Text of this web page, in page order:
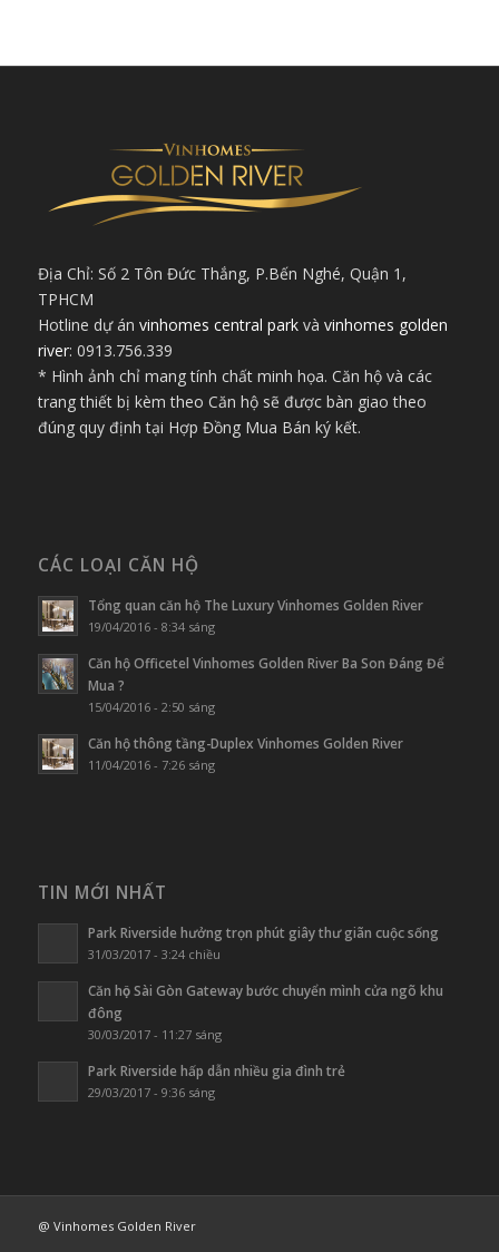
Địa Chỉ: Số 2 Tôn Đức Thắng, P.Bến Nghé, Quận 1,
TPHCM
Hotline dự án vinhomes central parkvà vinhomes golden
river: 0913.756.339
* Hình ảnh chỉ mang tính chất minh họa. Căn hộ và các
trang thiết bị kèm theo Căn hộ sẽ được bàn giao theo
đúng quy định tại Hợp Đồng Mua Bán ký kết.
CÁC LOẠI CĂN HỘ
Tổng quan căn hộ The Luxury Vinhomes Golden River
19/04/2016 - 8:34 sáng
Căn hộ Officetel Vinhomes Golden River Ba Son Đáng Để
Mua ?
15/04/2016 - 2:50 sáng
Căn hộ thông tầng-Duplex Vinhomes Golden River
11/04/2016 - 7:26 sáng
TIN MỚI NHẤT
Park Riverside hưởng trọn phút giây thư giãn cuộc sống
31/03/2017 - 3:24 chiều
Căn hộ Sài Gòn Gateway bước chuyển mình cửa ngõ khu
đông
30/03/2017 - 11:27 sáng
Park Riverside hấp dẫn nhiều gia đình trẻ
29/03/2017 - 9:36 sáng
@ Vinhomes Golden River